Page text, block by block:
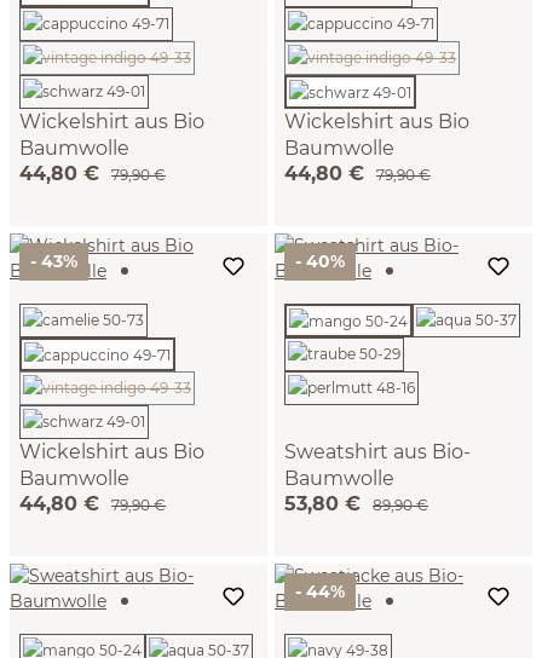
Wickelshirt aus Bio
Baumwolle
(camelie, XS)
(Diese Option ist zurzeit nicht verfügbar.)
44,80 € 79,90 €
Wickelshirt aus Bio
Baumwolle
(schwarz, XS)
(Diese Option ist zurzeit
44,80 € 79,90 €
- 43%
Wickelshirt aus Bio
Baumwolle
(cappuccino, XS)
(Diese Option ist zurzeit nicht verfügbar.)
44,80 € 79,90 €
- 40%
Sweatshirt aus Bio-
Baumwolle
(mango, 38)
53,80 € 89,90 €
- 44%